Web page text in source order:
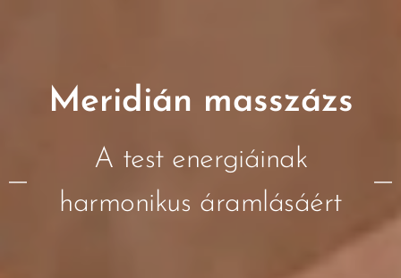
Meridián masszázs
A test energiáinak
harmonikus áramlásáért